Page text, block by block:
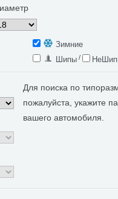
Зимние
Шипы /
Для поиска по
пожалуйста, укажите
вашего автомобиля.